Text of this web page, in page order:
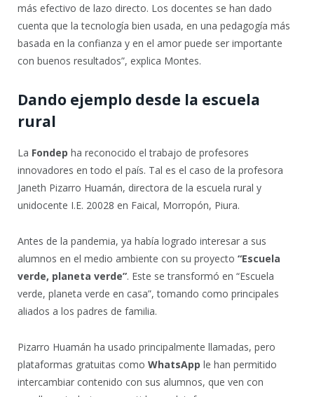
más efectivo de lazo directo. Los docentes se han dado
cuenta que la tecnología bien usada, en una pedagogía más
basada en la confianza y en el amor puede ser importante
con buenos resultados”, explica Montes.
Dando ejemplo desde la escuela
rural
La Fondep ha reconocido el trabajo de profesores
innovadores en todo el país. Tal es el caso de la profesora
Janeth Pizarro Huamán, directora de la escuela rural y
unidocente I.E. 20028 en Faical, Morropón, Piura.
Antes de la pandemia, ya había logrado interesar a sus
alumnos en el medio ambiente con su proyecto “Escuela
verde, planeta verde”. Este se transformó en “Escuela
verde, planeta verde en casa”, tomando como principales
aliados a los padres de familia.
Pizarro Huamán ha usado principalmente llamadas, pero
plataformas gratuitas como WhatsApp le han permitido
intercambiar contenido con sus alumnos, que ven con